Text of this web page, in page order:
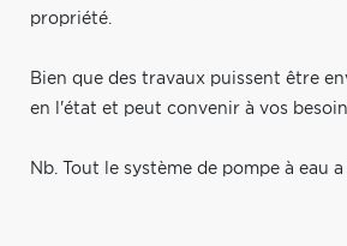
propriété.
Bien que des travaux puissent être
en l'état et peut convenir à vos
Nb. Tout le système de pompe à eau